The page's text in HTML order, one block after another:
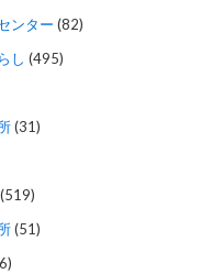
ンター (82)
し (495)
(31)
(519)
(51)